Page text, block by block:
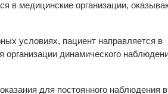
в медицинские организации,
условиях, пациент направляется в
динамического
для постоянного наблюдения